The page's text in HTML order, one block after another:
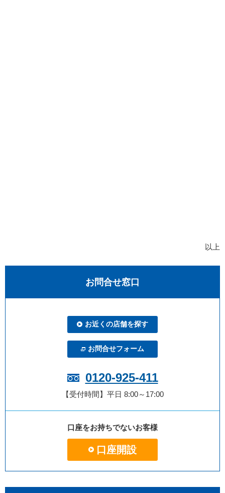
以上
お問合せ窓口
お近くの店舗を探す
お問合せフォーム
0120-925-411
【受付時間】平日 8:00～17:00
口座をお持ちでないお客様
口座開設